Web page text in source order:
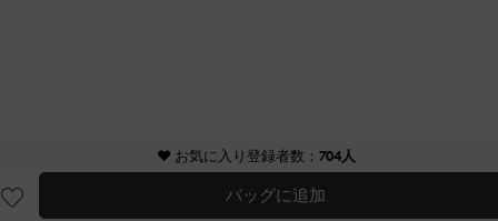
♥ お気に入り登録者数： 704人
バッグに追加